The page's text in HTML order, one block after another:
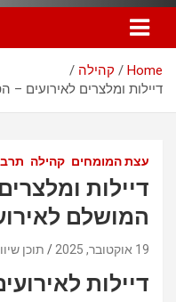
Home
קהילה
דיילות ומלצרים לאירועים
עצת המומחים קהילה
דיילות
המושלם
19 אוקטובר, 2025 תוכן
דיילות